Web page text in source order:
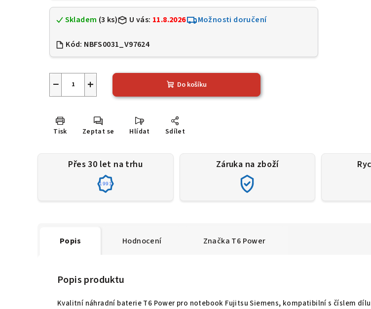
Skladem (3 ks) U vás: 11.8.2026 Možnosti doručení
Kód: NBFS0031_V97624
+
− Do košíku
Tisk Zeptat se Hlídat Sdílet
Přes 30 let na trhu
1991
Záruka na zboží
Popis Hodnocení Značka T6 Power
Popis produktu
Kvalitní náhradní baterie T6 Power pro notebook Fujitsu Siemens, kompatibilní s číslem dílu